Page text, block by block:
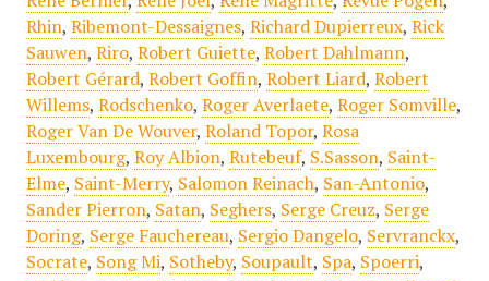
Rhin, Ribemont-Dessaignes, Richard Dupierreux, Rick
Sauwen, Riro, Robert Guiette, Robert Dahlmann,
Robert Gérard, Robert Goffin, Robert Liard, Robert
Willems, Rodschenko, Roger Averlaete, Roger Somville,
Roger Van De Wouver, Roland Topor, Rosa
Luxembourg, Roy Albion, Rutebeuf, S.Sasson, Saint-
Elme, Saint-Merry, Salomon Reinach, San-Antonio,
Sander Pierron, Satan, Seghers, Serge Creuz, Serge
Doring, Serge Fauchereau, Sergio Dangelo, Servranckx,
Socrate, Song Mi, Sotheby, Soupault, Spa, Spoerri,